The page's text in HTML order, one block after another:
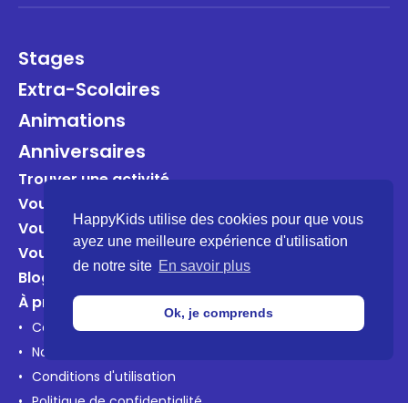
Stages
Extra-Scolaires
Animations
Anniversaires
Trouver une activité
Vous êtes un organisateur?
Vous êtes une entreprise?
Vous êtes une école?
Blog
À propos
Contactez-nous
Notre mission
Conditions d'utilisation
HappyKids utilise des cookies pour que vous
ayez une meilleure expérience d'utilisation
de notre site En savoir plus
Ok, je comprends